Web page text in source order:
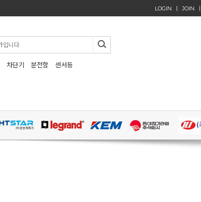
LOGIN JOIN
차단기 분전함 센서등